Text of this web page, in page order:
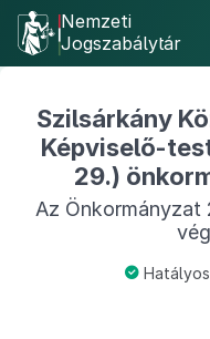
Nemzeti
Jogszabálytár
Szilsárkány
Képviselő-
29.)
Az Önkormányzat